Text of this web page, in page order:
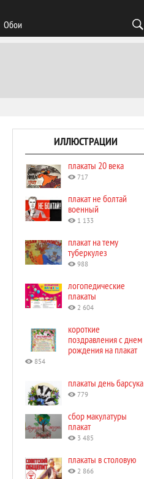
Обои
ИЛЛЮСТРАЦИИ
плакаты 20 века
717
плакат не болтай
военный
1 133
плакат на тему
туберкулез
988
логопедические
плакаты
2 604
короткие
поздравления с днем
рождения на плакат
854
плакаты день барсука
779
сбор макулатуры
плакат
3 485
плакаты в столовую
2 866